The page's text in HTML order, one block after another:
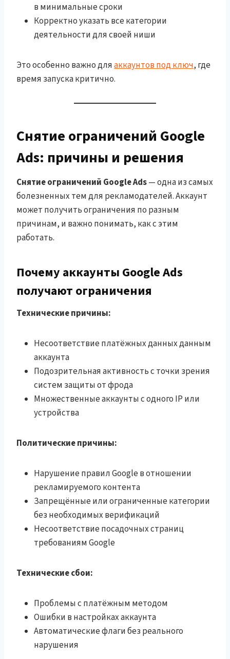
в минимальные сроки
Корректно указать все категории
деятельности для своей ниши
Это особенно важно дляаккаунтов под ключ, где
время запуска критично.
Снятие ограничений Google
Ads: причины и решения
Снятие ограничений Google Ads— одна из самых
болезненных тем для рекламодателей. Аккаунт
может получить ограничения по разным
причинам, и важно понимать, как с этим
работать.
Почему аккаунты Google Ads
получают ограничения
Технические причины:
Несоответствие платёжных данных данным
аккаунта
Подозрительная активность с точки зрения
систем защиты от фрода
Множественные аккаунты с одного IP или
устройства
Политические причины:
Нарушение правил Google в отношении
рекламируемого контента
Запрещённые или ограниченные категории
без необходимых верификаций
Несоответствие посадочных страниц
требованиям Google
Технические сбои:
Проблемы с платёжным методом
Ошибки в настройках аккаунта
Автоматические флаги без реального
нарушения